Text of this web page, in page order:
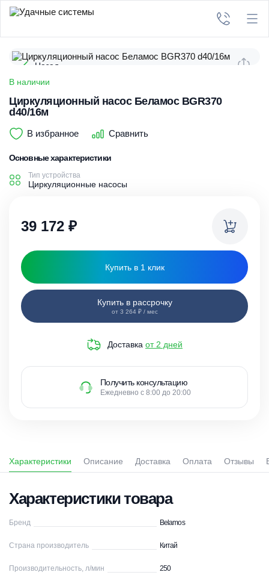
Назад
В наличии
Циркуляционный насос Беламос BGR370
d40/16м
В избранное Сравнить
Основные характеристики
Тип устройства
Циркуляционные насосы
39 172 ₽
Купить в 1 клик
Купить в рассрочку
от 3 264 ₽ / мес
Доставка от 2 дней
Получить консультацию
Ежедневно с 8:00 до 20:00
Характеристики Описание Доставка Оплата Отзывы
Характеристики товара
Бренд Belamos
Страна производитель Китай
Производительность, л/мин 250